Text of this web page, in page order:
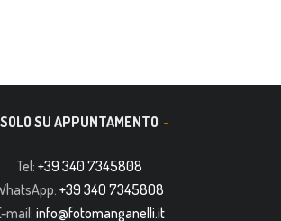
SOLO SU APPUNTAMENTO
Tel: +39 340 7345808
+39 340 7345808
mail:info@fotomanganelli.it